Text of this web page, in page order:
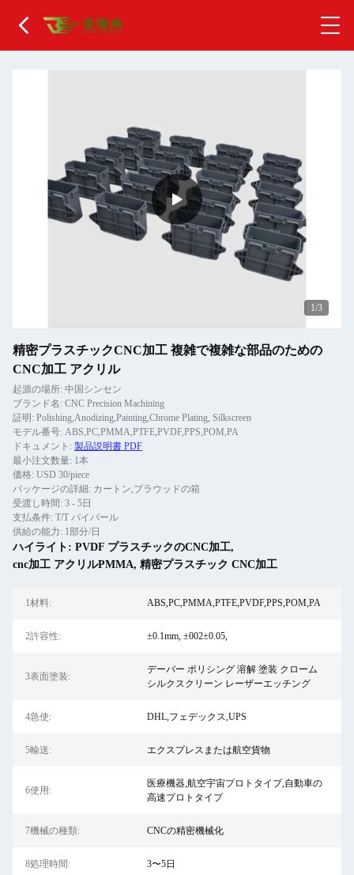
1/3
精密プラスチックCNC加工 複雑で複雑な部品のための
CNC加工 アクリル
起源の場所: 中国シンセン
ブランド名: CNC Precision Machining
証明: Polishing,Anodizing,Painting,Chrome Plating, Silkscreen
モデル番号: ABS,PC,PMMA,PTFE,PVDF,PPS,POM,PA
ドキュメント: 製品説明書 PDF
最小注文数量: 1本
価格: USD 30/piece
パッケージの詳細: カートン,プラウッドの箱
受渡し時間: 3 - 5日
支払条件: T/T パイパール
供給の能力: 1部分/日
ハイライト: PVDF プラスチックのCNC加工,
cnc加工 アクリルPMMA, 精密プラスチック CNC加工
1材料: ABS,PC,PMMA,PTFE,PVDF,PPS,POM,PA
2許容性: ±0.1mm, ±002±0.05,
3表面塗装:
デーバー ポリシング 溶解 塗装 クローム
シルクスクリーン レーザーエッチング
4急使: DHL,フェデックス,UPS
5輸送: エクスプレスまたは航空貨物
6使用:
医療機器,航空宇宙プロトタイプ,自動車の
高速プロトタイプ
7機械の種類: CNCの精密機械化
8処理時間: 3〜5日